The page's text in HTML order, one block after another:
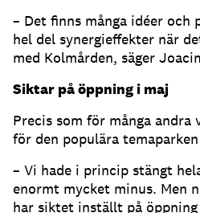
– Det finns många idéer och
hel del synergieffekter när
med Kolmården, säger
Siktar på öppning i maj
Precis som för många
för den populära
– Vi hade i princip stängt
enormt mycket minus. Men
har siktet inställt på